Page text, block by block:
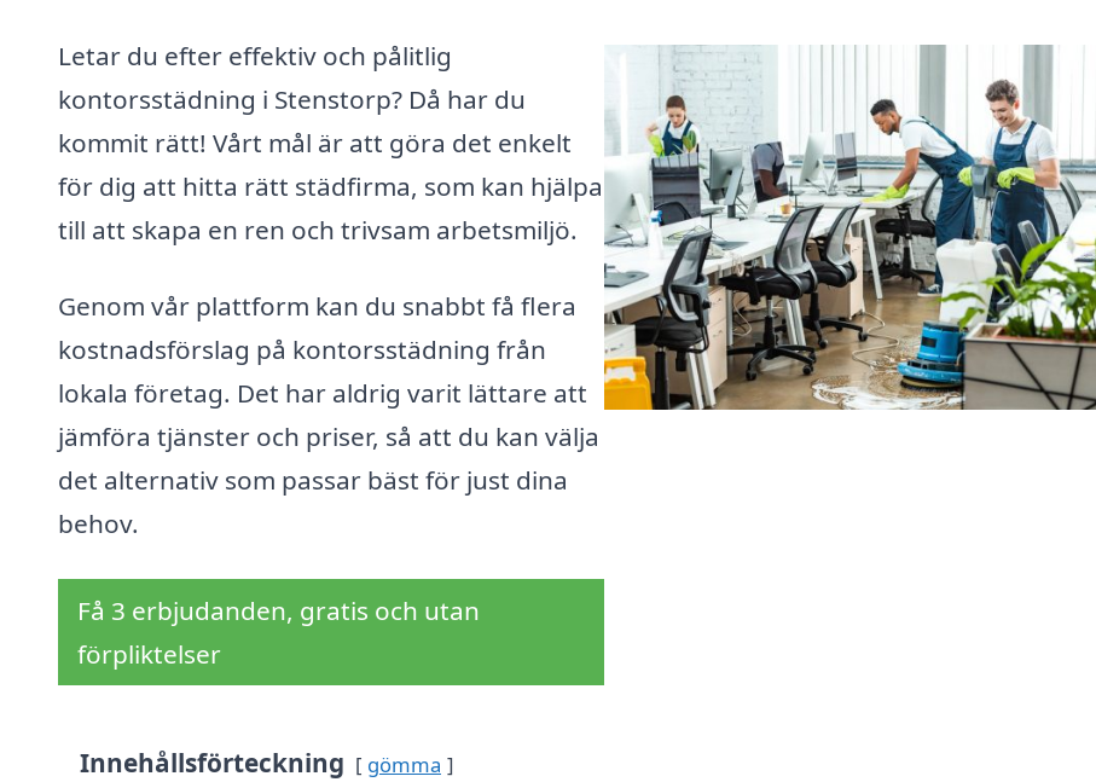
Letar du efter effektiv och pålitlig
kontorsstädning i Stenstorp? Då har du
kommit rätt! Vårt mål är att göra det enkelt
för dig att hitta rätt städfirma, som kan hjälpa
till att skapa en ren och trivsam arbetsmiljö.
Genom vår plattform kan du snabbt få flera
kostnadsförslag på kontorsstädning från
lokala företag. Det har aldrig varit lättare att
jämföra tjänster och priser, så att du kan välja
det alternativ som passar bäst för just dina
behov.
Få 3 erbjudanden, gratis och utan
förpliktelser
Innehållsförteckning gömma